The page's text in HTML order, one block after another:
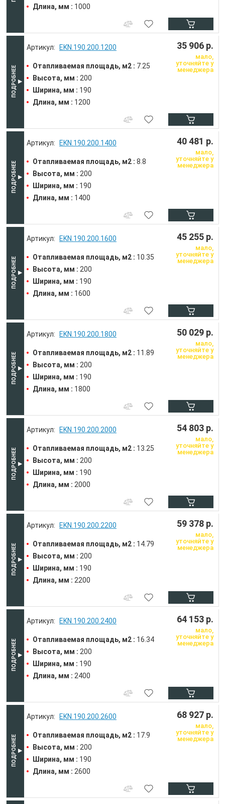
Длина, мм : 1000
EKN.190.200.1200
Отапливаемая площадь, м2 : 7.25
Высота, мм : 200
Ширина, мм : 190
Длина, мм : 1200
35 906 р.
мало,
уточняйте у
менеджера
EKN.190.200.1400
Отапливаемая площадь, м2 : 8.8
Высота, мм : 200
Ширина, мм : 190
Длина, мм : 1400
40 481 р.
мало,
уточняйте у
менеджера
EKN.190.200.1600
Отапливаемая площадь, м2 : 10.35
Высота, мм : 200
Ширина, мм : 190
Длина, мм : 1600
45 255 р.
мало,
уточняйте у
менеджера
EKN.190.200.1800
Отапливаемая площадь, м2 : 11.89
Высота, мм : 200
Ширина, мм : 190
Длина, мм : 1800
50 029 р.
мало,
уточняйте у
менеджера
EKN.190.200.2000
Отапливаемая площадь, м2 : 13.25
Высота, мм : 200
Ширина, мм : 190
Длина, мм : 2000
54 803 р.
мало,
уточняйте у
менеджера
EKN.190.200.2200
Отапливаемая площадь, м2 : 14.79
Высота, мм : 200
Ширина, мм : 190
Длина, мм : 2200
59 378 р.
мало,
уточняйте у
менеджера
EKN.190.200.2400
Отапливаемая площадь, м2 : 16.34
Высота, мм : 200
Ширина, мм : 190
Длина, мм : 2400
64 153 р.
мало,
уточняйте у
менеджера
EKN.190.200.2600
Отапливаемая площадь, м2 : 17.9
Высота, мм : 200
Ширина, мм : 190
Длина, мм : 2600
68 927 р.
мало,
уточняйте у
менеджера